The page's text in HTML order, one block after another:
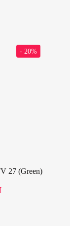
- 20%
27 (Green)